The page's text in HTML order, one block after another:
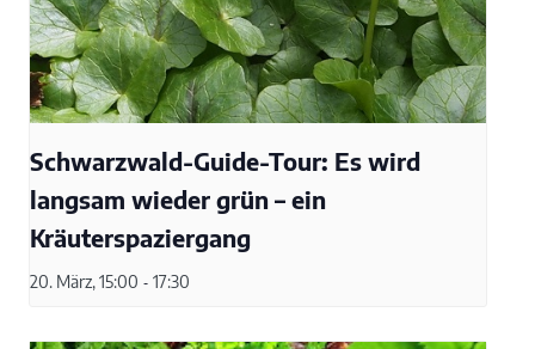
Schwarzwald-Guide-Tour: Es wird
langsam wieder grün – ein
Kräuterspaziergang
20. März, 15:00 - 17:30